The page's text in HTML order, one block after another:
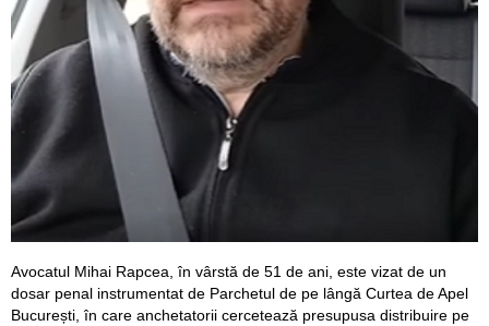
Avocatul Mihai Rapcea, în vârstă de 51 de ani, este vizat de un
dosar penal instrumentat de Parchetul de pe lângă Curtea de Apel
București, în care anchetatorii cercetează presupusa distribuire pe